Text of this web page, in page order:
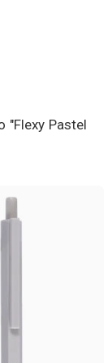
Pastel